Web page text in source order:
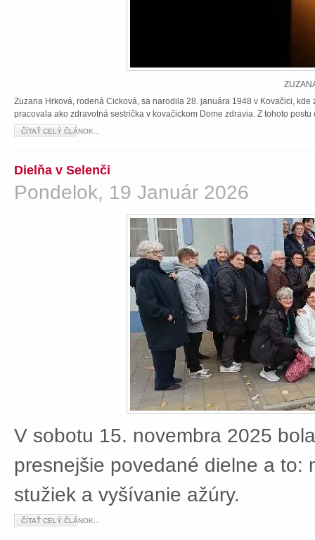
Zuzana Hrková, rodená Cicková, sa narodila 28. januára 1948 v Kovačici,
pracovala ako zdravotná sestrička v kovačickom Dome zdravia. Z tohoto
ČÍTAŤ CELÝ ČLÁNOK...
Dielňa v Selenči
Pondelok, 19 Január 2026
V sobotu 15. novembra 2025
presnejšie povedané dielne a to:
stužiek a vyšívanie ažúry.
ČÍTAŤ CELÝ ČLÁNOK...